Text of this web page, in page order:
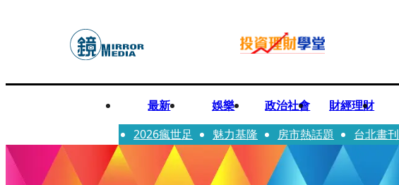
最新 娛樂 政治社會 財經理財
2026瘋世足
魅力基隆 房市熱話題 台北畫刊